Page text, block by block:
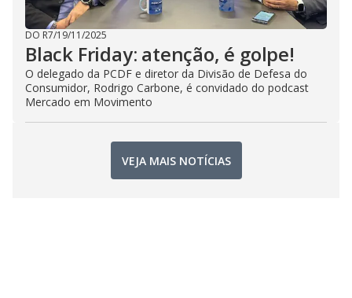
DO R7/19/11/2025
Black Friday: atenção, é golpe!
O delegado da PCDF e diretor da Divisão de Defesa do
Consumidor, Rodrigo Carbone, é convidado do podcast
Mercado em Movimento
VEJA MAIS NOTÍCIAS